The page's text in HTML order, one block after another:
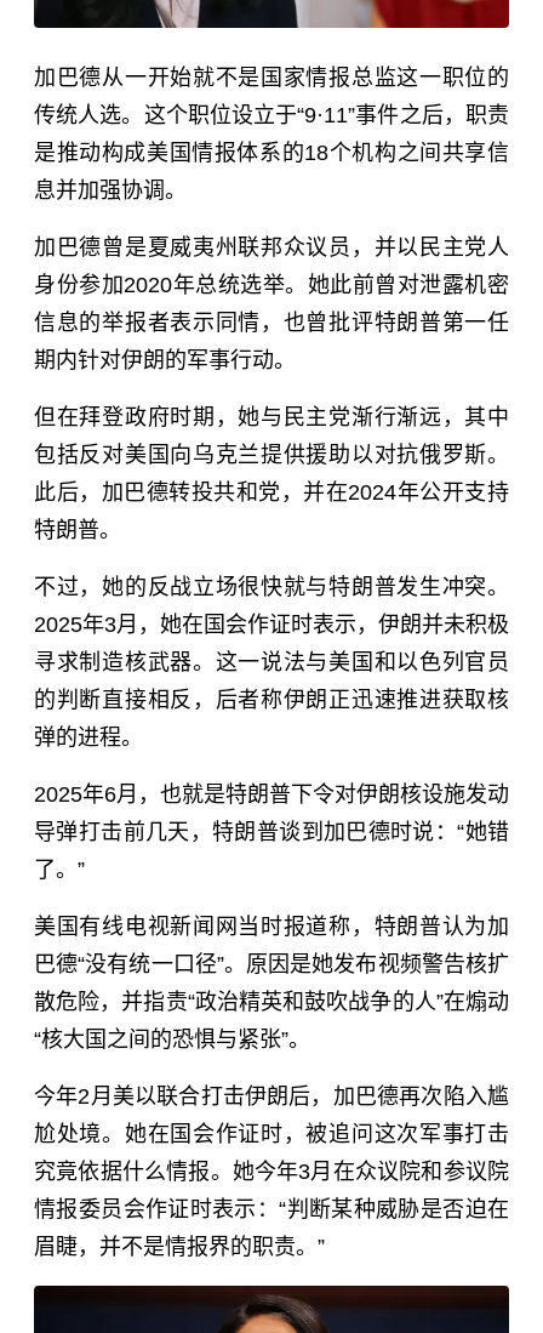
加巴德从一开始就不是国家情报总监这一职位的
传统人选。这个职位设立于“9·11”事件之后，职责
是推动构成美国情报体系的18个机构之间共享信
息并加强协调。
加巴德曾是夏威夷州联邦众议员，并以民主党人
身份参加2020年总统选举。她此前曾对泄露机密
信息的举报者表示同情，也曾批评特朗普第一任
期内针对伊朗的军事行动。
但在拜登政府时期，她与民主党渐行渐远，其中
包括反对美国向乌克兰提供援助以对抗俄罗斯。
此后，加巴德转投共和党，并在2024年公开支持
特朗普。
不过，她的反战立场很快就与特朗普发生冲突。
2025年3月，她在国会作证时表示，伊朗并未积极
寻求制造核武器。这一说法与美国和以色列官员
的判断直接相反，后者称伊朗正迅速推进获取核
弹的进程。
2025年6月，也就是特朗普下令对伊朗核设施发动
导弹打击前几天，特朗普谈到加巴德时说：“她错
了。”
美国有线电视新闻网当时报道称，特朗普认为加
巴德“没有统一口径”。原因是她发布视频警告核扩
散危险，并指责“政治精英和鼓吹战争的人”在煽动
“核大国之间的恐惧与紧张”。
今年2月美以联合打击伊朗后，加巴德再次陷入尴
尬处境。她在国会作证时，被追问这次军事打击
究竟依据什么情报。她今年3月在众议院和参议院
情报委员会作证时表示：“判断某种威胁是否迫在
眉睫，并不是情报界的职责。”